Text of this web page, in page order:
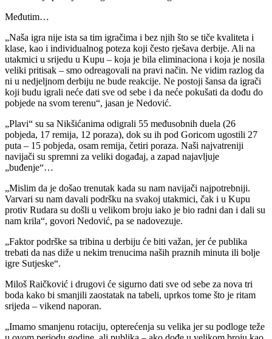
Međutim…
„Naša igra nije ista sa tim igračima i bez njih što se tiče kvaliteta i
klase, kao i individualnog poteza koji često rješava derbije. Ali na
utakmici u srijedu u Kupu – koja je bila eliminaciona i koja je nosila
veliki pritisak – smo odreagovali na pravi način. Ne vidim razlog da
ni u nedjeljnom derbiju ne bude reakcije. Ne postoji šansa da igrači
koji budu igrali neće dati sve od sebe i da neće pokušati da dođu do
pobjede na svom terenu“, jasan je Nedović.
„Plavi“ su sa Nikšićanima odigrali 55 međusobnih duela (26
pobjeda, 17 remija, 12 poraza), dok su ih pod Goricom ugostili 27
puta – 15 pobjeda, osam remija, četiri poraza. Naši najvatreniji
navijači su spremni za veliki događaj, a zapad najavljuje
„buđenje“…
„Mislim da je došao trenutak kada su nam navijači najpotrebniji.
Varvari su nam davali podršku na svakoj utakmici, čak i u Kupu
protiv Rudara su došli u velikom broju iako je bio radni dan i dali su
nam krila“, govori Nedović, pa se nadovezuje.
„Faktor podrške sa tribina u derbiju će biti važan, jer će publika
trebati da nas diže u nekim trenucima naših praznih minuta ili bolje
igre Sutjeske“.
Miloš Raičković i drugovi će sigurno dati sve od sebe za nova tri
boda kako bi smanjili zaostatak na tabeli, uprkos tome što je ritam
srijeda – vikend naporan.
„Imamo smanjenu rotaciju, opterećenja su velika jer su podloge teže